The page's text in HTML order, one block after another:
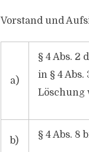
Vorstand und
a)
§ 4 Abs. 2
in § 4
Löschung
b)
§ 4 Abs. 8